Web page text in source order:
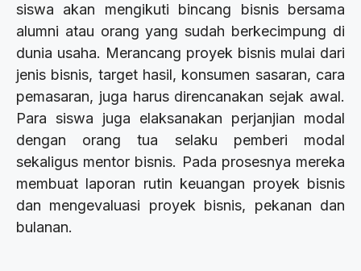
siswa akan mengikuti bincang bisnis bersama
alumni atau orang yang sudah berkecimpung di
dunia usaha. Merancang proyek bisnis mulai dari
jenis bisnis, target hasil, konsumen sasaran, cara
pemasaran, juga harus direncanakan sejak awal.
Para siswa juga elaksanakan perjanjian modal
dengan orang tua selaku pemberi modal
sekaligus mentor bisnis. Pada prosesnya mereka
membuat laporan rutin keuangan proyek bisnis
dan mengevaluasi proyek bisnis, pekanan dan
bulanan.